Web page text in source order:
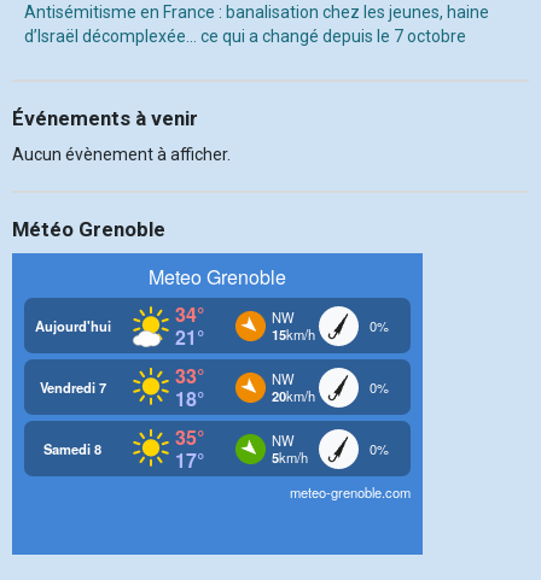
Antisémitisme en France : banalisation chez les jeunes, haine
d’Israël décomplexée… ce qui a changé depuis le 7 octobre
Événements à venir
Aucun évènement à afficher.
Météo Grenoble